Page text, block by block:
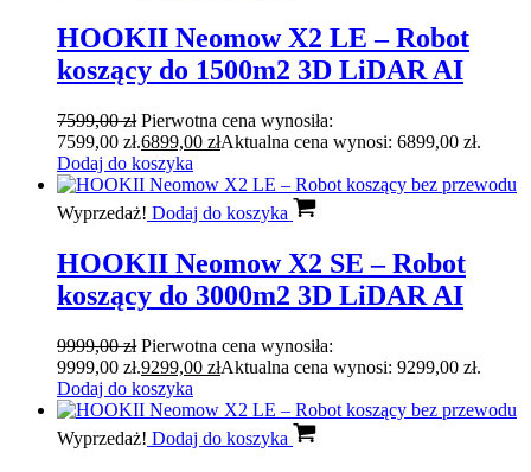
HOOKII Neomow X2 LE – Robot
koszący do 1500m2 3D LiDAR AI
7599,00zł Pierwotna cena wynosiła:
7599,00 zł.6899,00 złAktualna cena wynosi: 6899,00 zł.
Dodaj do koszyka
Wyprzedaż! Dodaj do koszyka
HOOKII Neomow X2 SE – Robot
koszący do 3000m2 3D LiDAR AI
9999,00zł Pierwotna cena wynosiła:
9999,00 zł.9299,00 złAktualna cena wynosi: 9299,00 zł.
Dodaj do koszyka
Wyprzedaż! Dodaj do koszyka